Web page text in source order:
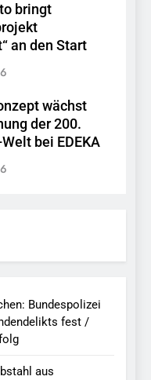
bringt
an den Start
wächst
der 200.
bei EDEKA
Bundespolizei
fest /
aus